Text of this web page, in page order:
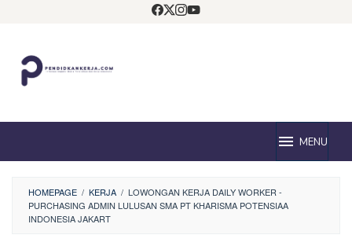
MENU
HOMEPAGE / KERJA / LOWONGAN KERJA DAILY WORKER -
PURCHASING ADMIN LULUSAN SMA PT KHARISMA POTENSIAA
INDONESIA JAKART